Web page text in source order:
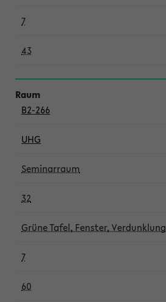
7
43
B2-266
UHG
Seminarraum
32
Grüne Tafel, Fenster,
7
60